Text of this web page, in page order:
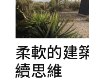
柔軟的建
續思維